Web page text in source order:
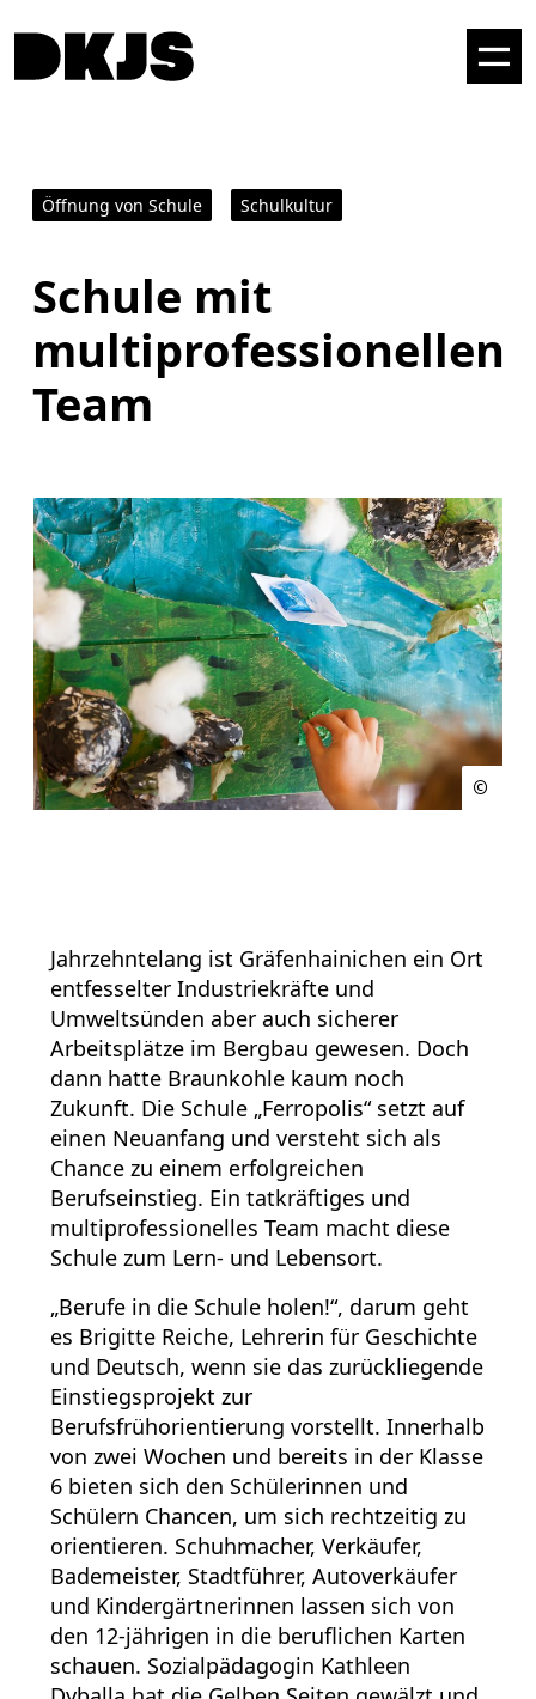
Öffnung von Schule Schulkultur
Schule mit
multiprofessionellen
Team
Jahrzehntelang ist Gräfenhainichen ein Ort
entfesselter Industriekräfte und
Umweltsünden aber auch sicherer
Arbeitsplätze im Bergbau gewesen. Doch
dann hatte Braunkohle kaum noch
Zukunft. Die Schule „Ferropolis“ setzt auf
einen Neuanfang und versteht sich als
Chance zu einem erfolgreichen
Berufseinstieg. Ein tatkräftiges und
multiprofessionelles Team macht diese
Schule zum Lern- und Lebensort.
„Berufe in die Schule holen!“, darum geht
es Brigitte Reiche, Lehrerin für Geschichte
und Deutsch, wenn sie das zurückliegende
Einstiegsprojekt zur
Berufsfrühorientierung vorstellt. Innerhalb
von zwei Wochen und bereits in der Klasse
6 bieten sich den Schülerinnen und
Schülern Chancen, um sich rechtzeitig zu
orientieren. Schuhmacher, Verkäufer,
Bademeister, Stadtführer, Autoverkäufer
und Kindergärtnerinnen lassen sich von
den 12-jährigen in die beruflichen Karten
schauen. Sozialpädagogin Kathleen